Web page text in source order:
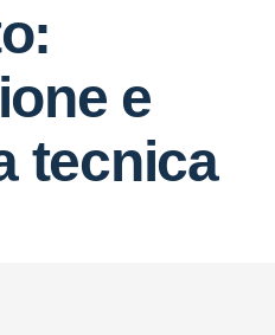
e
tecnica